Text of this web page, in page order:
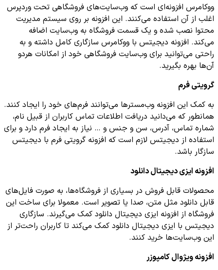
ووکامرس افزونه‌ای است که وب‌سایت‌های فروشگاهی تحت وردپرس
اغلب از آن استفاده می‌کنند. این افزونه بر روی سیستم مدیریت
محتوا نصب شده و یک قسمت فروشگاه به وب‌سایت اضافه
می‌کند. افزونه دیجیتس با ووکامرس سازگاری کامل داشته و به
راحتی می‌توانید برای وب‌سایت فروشگاهی خود از امکانات هردو
آن‌ها بهره بگیرید.
گرویتی فرم
به کمک این افزونه وب‌مسترها می‌توانند فرم‌های خود را ایجاد کنند.
همانطور که می‌دانید دریافت اطلاعات تماس کاربران از قبیل نام،
شماره تماس، آدرس، سن و جنس و … نیاز به ایجاد فرم دارد و برای
استفاده از دیجیتس لازم است که افزونه گرویتی فرم با دیجیتس
سازگار باشد.
افزونه ایزی دیجیتال دانلود
محصولات قابل فروش در بسیاری از فروشگاه‌ها، به صورت فایل‌های
قابل دانلود مثل متن، صدا یا تصویر است. معمولا برای ساخت این
فروشگاه‌ از افزونه ایزی دیجیتال دانلود کمک می‌گیرند. سازگاری
دیجیتس با ایزی دیجیتال دانلود کمک می‌کند تا کاربران راحت‌تر از
این وب‌سایت‌ها خرید کنند.
افزونه ویژوال کامپوزر